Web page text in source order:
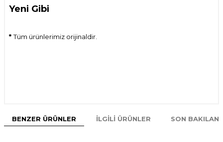
Yeni Gibi
*Tüm ürünlerimiz orijinaldir.
BENZER ÜRÜNLER İLGILI ÜRÜNLER SON